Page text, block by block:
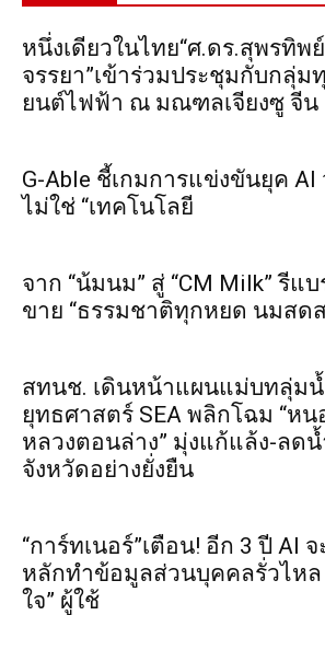
หนึ่งเดียวในไทย“ศ.ดร.สุพรทิพ
จรรยา”เข้าร่วมประชุมกับกลุ่
ยนต์ไฟฟ้า ณ มณฑลเจียงซู จีน
G-Able ชี้เกมการแข่งขันยุค AI
ไม่ใช่ “เทคโนโลยี
จาก “น้มนม” สู่ “CM Milk” รี
ขาย “ธรรมชาติทุกหยด นมสด
สทนช. เดินหน้าแผนแม่บทลุ่ม
ยุทธศาสตร์ SEA พลิกโฉม “หน
หลวงตอนล่าง” มุ่งแก้แล้ง-ลด
จังหวัดอย่างยั่งยืน
“การ์ทเนอร์”เตือน! อีก 3 ปี AI
หลักทำข้อมูลส่วนบุคคลรั่วไหล
ใจ” ผู้ใช้